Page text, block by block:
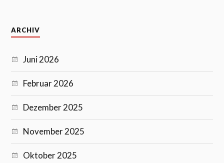
ARCHIV
Juni 2026
Februar 2026
Dezember 2025
November 2025
Oktober 2025